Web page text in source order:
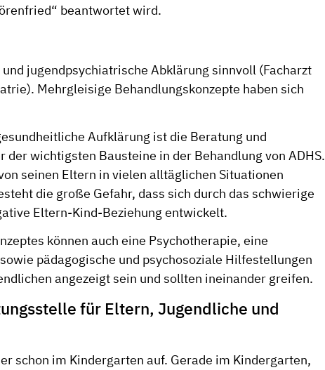
beantwortet wird.
jugendpsychiatrische Abklärung sinnvoll (Facharzt
Mehrgleisige Behandlungskonzepte haben sich
Aufklärung ist die Beratung und
der wichtigsten Bausteine in der Behandlung von ADHS.
seinen Eltern in vielen alltäglichen Situationen
die große Gefahr, dass sich durch das schwierige
Eltern-Kind-Beziehung entwickelt.
können auch eine Psychotherapie, eine
pädagogische und psychosoziale Hilfestellungen
angezeigt sein und sollten ineinander greifen.
für Eltern, Jugendliche und
schon im Kindergarten auf. Gerade im Kindergarten,